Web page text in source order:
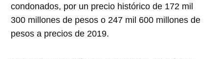
condonados, por un precio histórico de 172 mil
300 millones de pesos o 247 mil 600 millones de
pesos a precios de 2019.